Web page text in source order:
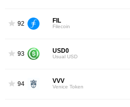
92 FIL
Filecoin
93 USD0
Usual USD
94 VVV
Venice Token